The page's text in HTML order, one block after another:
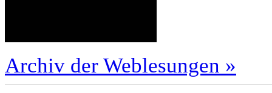
Archiv der Weblesungen »